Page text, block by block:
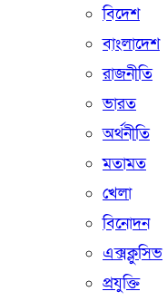
বিদেশ
বাংলাদেশ
রাজনীতি
ভারত
অর্থনীতি
মতামত
খেলা
বিনোদন
এক্সক্লুসিভ
প্রযুক্তি